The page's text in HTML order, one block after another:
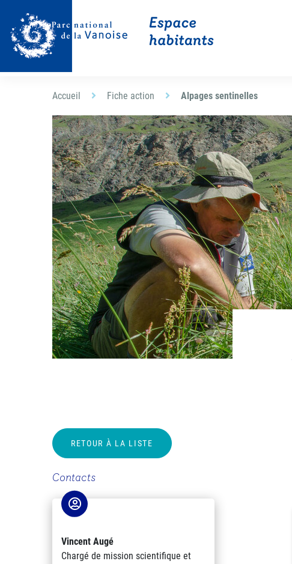
Accueil Fiche action Alpages sentinelles
RETOUR À LA LISTE
Contacts
Vincent Augé
Chargé de mission scientifique et